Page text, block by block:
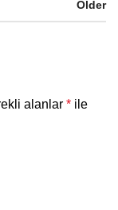
Older
alanlar * ile